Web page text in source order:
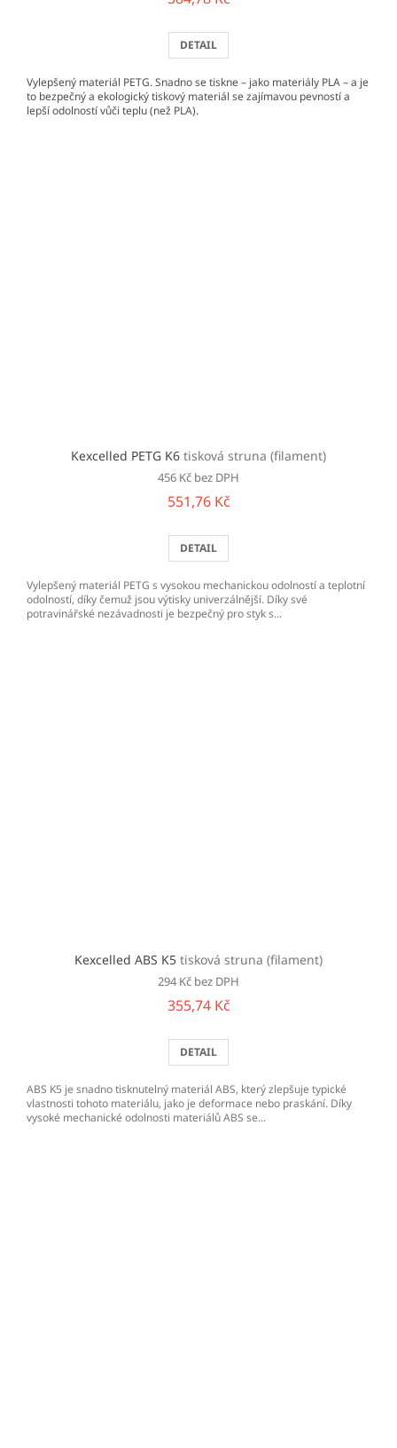
DETAIL
Vylepšený materiál PETG. Snadno se tiskne – jako materiály PLA – a je
to bezpečný a ekologický tiskový materiál se zajímavou pevností a
lepší odolností vůči teplu (než PLA).
Kexcelled PETG K6 tisková struna (filament)
456 Kč bez DPH
551,76 Kč
DETAIL
Vylepšený materiál PETG s vysokou mechanickou odolností a teplotní
odolností, díky čemuž jsou výtisky univerzálnější. Díky své
potravinářské nezávadnosti je bezpečný pro styk s...
Kexcelled ABS K5 tisková struna (filament)
294 Kč bez DPH
355,74 Kč
DETAIL
ABS K5 je snadno tisknutelný materiál ABS, který zlepšuje typické
vlastnosti tohoto materiálu, jako je deformace nebo praskání. Díky
vysoké mechanické odolnosti materiálů ABS se...